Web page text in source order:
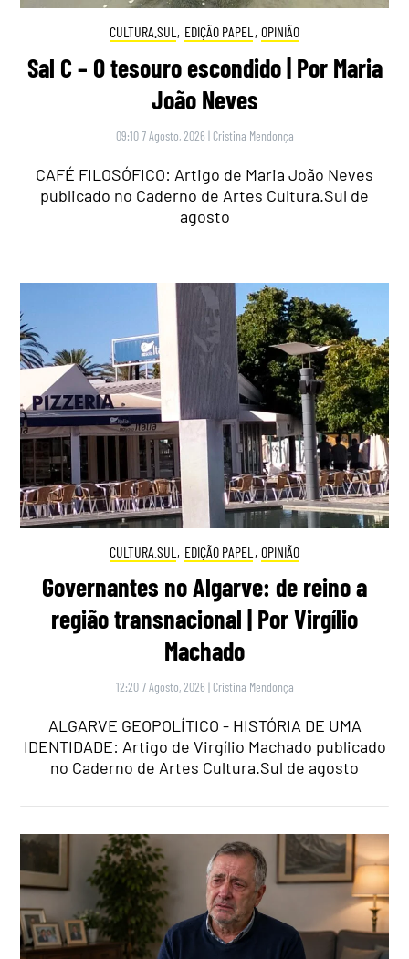
CULTURA.SUL , EDIÇÃO PAPEL , OPINIÃO
Sal C – O tesouro escondido | Por Maria
João Neves
09:10 7 Agosto, 2026 | Cristina Mendonça
CAFÉ FILOSÓFICO: Artigo de Maria João Neves
publicado no Caderno de Artes Cultura.Sul de
agosto
CULTURA.SUL , EDIÇÃO PAPEL , OPINIÃO
Governantes no Algarve: de reino a
região transnacional | Por Virgílio
Machado
12:20 7 Agosto, 2026 | Cristina Mendonça
ALGARVE GEOPOLÍTICO - HISTÓRIA DE UMA
IDENTIDADE: Artigo de Virgílio Machado publicado
no Caderno de Artes Cultura.Sul de agosto